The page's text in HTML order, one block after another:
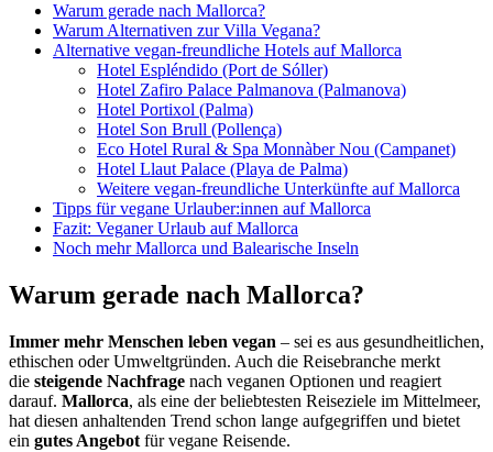
Warum gerade nach Mallorca?
Warum Alternativen zur Villa Vegana?
Alternative vegan-freundliche Hotels auf Mallorca
Hotel Espléndido (Port de Sóller)
Hotel Zafiro Palace Palmanova (Palmanova)
Hotel Portixol (Palma)
Hotel Son Brull (Pollença)
Eco Hotel Rural & Spa Monnàber Nou (Campanet)
Hotel Llaut Palace (Playa de Palma)
Weitere vegan-freundliche Unterkünfte auf Mallorca
Tipps für vegane Urlauber:innen auf Mallorca
Fazit: Veganer Urlaub auf Mallorca
Noch mehr Mallorca und Balearische Inseln
Warum gerade nach Mallorca?
Immer mehr Menschen leben vegan – sei es aus gesundheitlichen,
ethischen oder Umweltgründen. Auch die Reisebranche merkt
die steigende Nachfrage nach veganen Optionen und reagiert
darauf. Mallorca, als eine der beliebtesten Reiseziele im Mittelmeer,
hat diesen anhaltenden Trend schon lange aufgegriffen und bietet
ein gutes Angebot für vegane Reisende.